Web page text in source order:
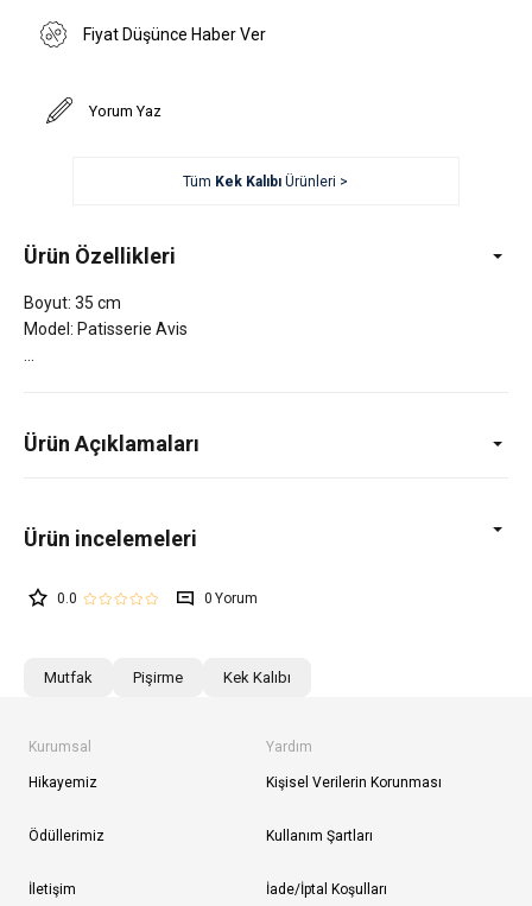
Fiyat Düşünce Haber Ver
Yorum Yaz
Tüm Kek Kalıbı Ürünleri >
Ürün Özellikleri
Boyut: 35 cm
Model: Patisserie Avis
Ürün Açıklamaları
0.0 0
Mutfak Pişirme Kek Kalıbı
Kurumsal
Hikayemiz
Ödüllerimiz
İletişim
Yardım
Kişisel Verilerin Korunması
Kullanım Şartları
İade/İptal Koşulları